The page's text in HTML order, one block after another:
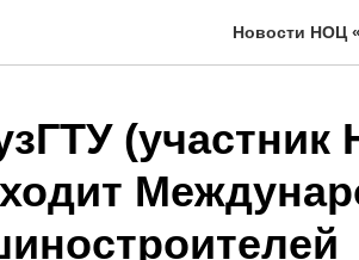
Новости НОЦ
(участник